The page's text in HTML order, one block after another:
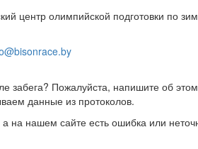
центр олимпийской подготовки по
забега? Пожалуйста, напишите об
данные из протоколов.
на нашем сайте есть ошибка или